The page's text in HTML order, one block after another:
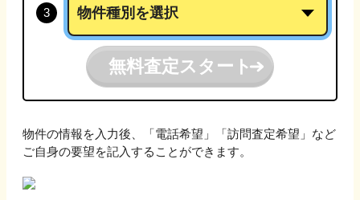
無料査定スタート
物件の情報を入力後、「電話希望」「訪問査定希望」など
ご自身の要望を記入することができます。